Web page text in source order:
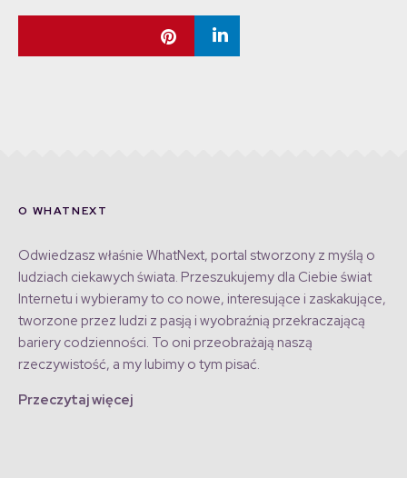
O WHATNEXT
Odwiedzasz właśnie WhatNext, portal stworzony z myślą o
ludziach ciekawych świata. Przeszukujemy dla Ciebie świat
Internetu i wybieramy to co nowe, interesujące i zaskakujące,
tworzone przez ludzi z pasją i wyobraźnią przekraczającą
bariery codzienności. To oni przeobrażają naszą
rzeczywistość, a my lubimy o tym pisać.
Przeczytaj więcej